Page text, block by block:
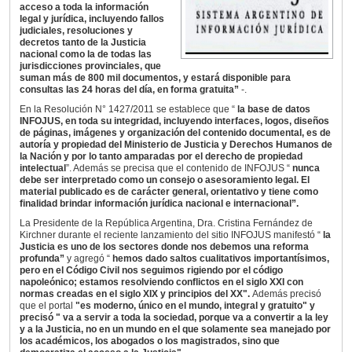
acceso a toda la información
legal y jurídica, incluyendo fallos
judiciales, resoluciones y
decretos tanto de la Justicia
nacional como la de todas las
jurisdicciones provinciales, que
suman más de 800 mil documentos, y estará disponible para
consultas las 24 horas del día, en forma gratuita” -.
En la Resolución N° 1427/2011 se establece que “ la base de datos
INFOJUS, en toda su integridad, incluyendo interfaces, logos, diseños
de páginas, imágenes y organización del contenido documental, es de
autoría y propiedad del Ministerio de Justicia y Derechos Humanos de
la Nación y por lo tanto amparadas por el derecho de propiedad
intelectual ”. Además se precisa que el contenido de INFOJUS “ nunca
debe ser interpretado como un consejo o asesoramiento legal. El
material publicado es de carácter general, orientativo y tiene como
finalidad brindar información jurídica nacional e internacional”.
La Presidente de la República Argentina, Dra. Cristina Fernández de
Kirchner durante el reciente lanzamiento del sitio INFOJUS manifestó “ la
Justicia es uno de los sectores donde nos debemos una reforma
profunda” y agregó “ hemos dado saltos cualitativos importantísimos,
pero en el Código Civil nos seguimos rigiendo por el código
napoleónico; estamos resolviendo conflictos en el siglo XXI con
normas creadas en el siglo XIX y principios del XX". Además precisó
que el portal "es moderno, único en el mundo, integral y gratuito" y
precisó " va a servir a toda la sociedad, porque va a convertir a la ley
y a la Justicia, no en un mundo en el que solamente sea manejado por
los académicos, los abogados o los magistrados, sino que